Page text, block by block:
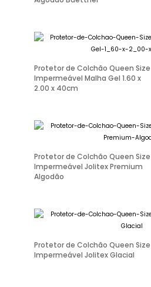
Protetor de Colchão Queen Size
Impermeável Malha Gel 1.60 x
2.00 x 40cm
Protetor de Colchão Queen Size
Impermeável Jolitex Premium
Algodão
Protetor de Colchão Queen Size
Impermeável Jolitex Glacial